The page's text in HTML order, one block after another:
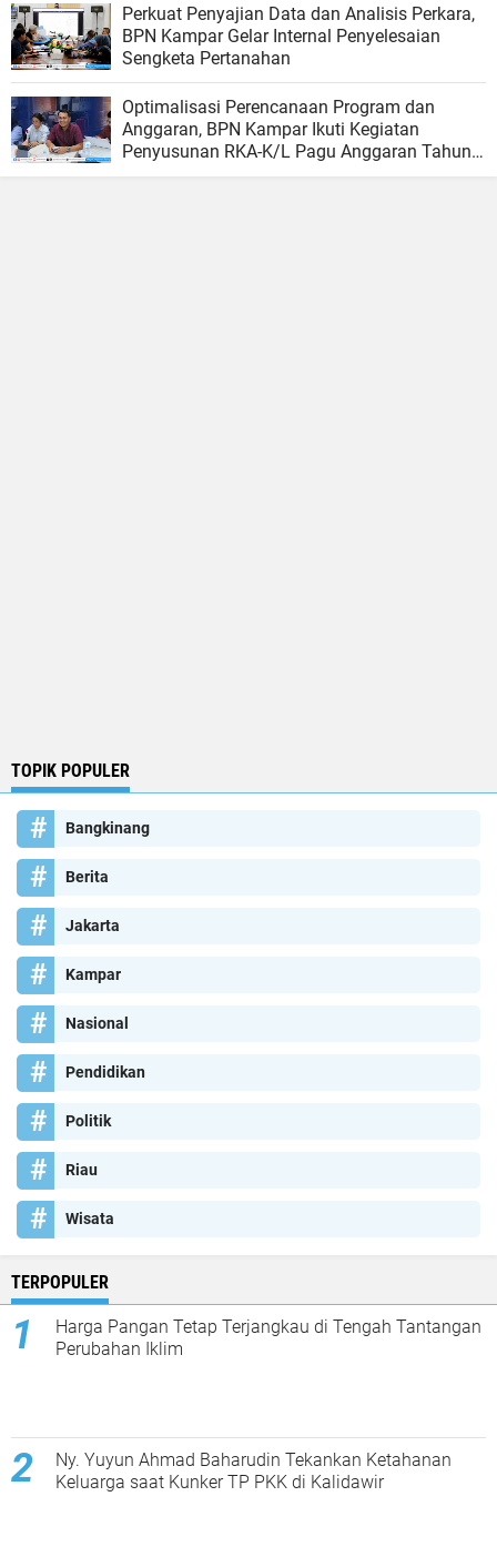
Perkuat Penyajian Data dan Analisis Perkara,
BPN Kampar Gelar Internal Penyelesaian
Sengketa Pertanahan
Optimalisasi Perencanaan Program dan
Anggaran, BPN Kampar Ikuti Kegiatan
Penyusunan RKA-K/L Pagu Anggaran Tahun
TOPIK POPULER
Bangkinang
Berita
Jakarta
Kampar
Nasional
Pendidikan
Politik
Riau
Wisata
TERPOPULER
Harga Pangan Tetap Terjangkau di Tengah Tantangan
Perubahan Iklim
Ny. Yuyun Ahmad Baharudin Tekankan Ketahanan
Keluarga saat Kunker TP PKK di Kalidawir